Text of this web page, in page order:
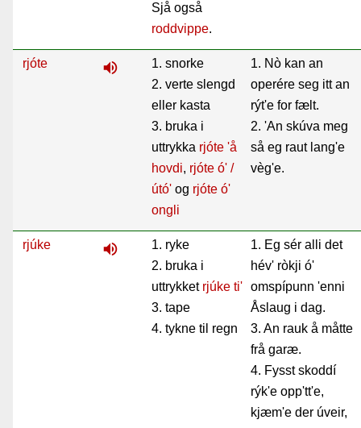
Sjå også
roddvippe.
rjóte volume_up
1. snorke
2. verte slengd
eller kasta
3. bruka i
uttrykka rjóte 'å
hovdi, rjóte ó' /
útó' og rjóte ó'
ongli
1. Nò kan an
operére seg itt an
rýt'e for fælt.
2. 'An skúva meg
så eg raut lang'e
vèg'e.
rjúke volume_up
1. ryke
2. bruka i
uttrykket rjúke ti'
3. tape
4. tykne til regn
1. Eg sér alli det
hév' ròkji ó'
omspípunn 'enni
Åslaug i dag.
3. An rauk å måtte
frå garæ.
4. Fysst skoddí
rýk'e opp'tt'e,
kjæm'e der úveir,